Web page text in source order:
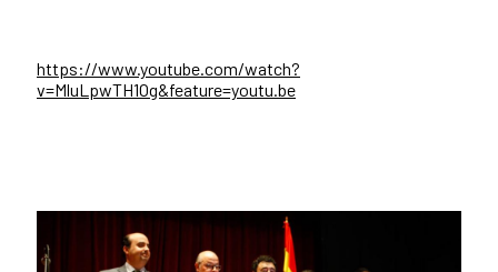
https://www.youtube.com/watch?
v=MluLpwTH1Og&feature=youtu.be